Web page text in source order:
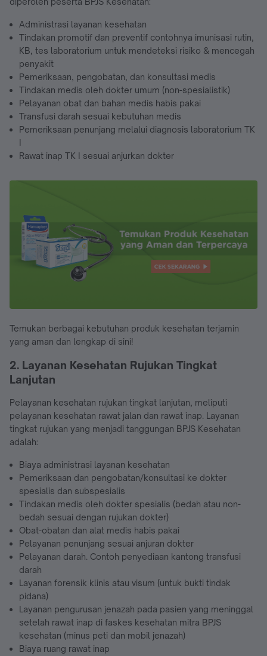
Administrasi layanan kesehatan
Tindakan promotif dan preventif contohnya imunisasi rutin,
KB, tes laboratorium untuk mendeteksi risiko & mencegah
penyakit
Pemeriksaan, pengobatan, dan konsultasi medis
Tindakan medis oleh dokter umum (non-spesialistik)
Pelayanan obat dan bahan medis habis pakai
Transfusi darah sesuai kebutuhan medis
Pemeriksaan penunjang melalui diagnosis laboratorium TK
I
Rawat inap TK I sesuai anjurkan dokter
Temukan berbagai kebutuhan produk kesehatan terjamin
yang aman dan lengkap di sini!
2. Layanan Kesehatan Rujukan Tingkat
Lanjutan
Pelayanan kesehatan rujukan tingkat lanjutan, meliputi
pelayanan kesehatan rawat jalan dan rawat inap. Layanan
tingkat rujukan yang menjadi tanggungan BPJS Kesehatan
adalah:
Biaya administrasi layanan kesehatan
Pemeriksaan dan pengobatan/konsultasi ke dokter
spesialis dan subspesialis
Tindakan medis oleh dokter spesialis (bedah atau non-
bedah sesuai dengan rujukan dokter)
Obat-obatan dan alat medis habis pakai
Pelayanan penunjang sesuai anjuran dokter
Pelayanan darah. Contoh penyediaan kantong transfusi
darah
Layanan forensik klinis atau visum (untuk bukti tindak
pidana)
Layanan pengurusan jenazah pada pasien yang meninggal
setelah rawat inap di faskes kesehatan mitra BPJS
kesehatan (minus peti dan mobil jenazah)
Biaya ruang rawat inap